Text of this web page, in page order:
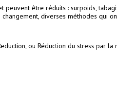
être réduits : surpoids,
diverses méthodes qui
ou Réduction du stress par